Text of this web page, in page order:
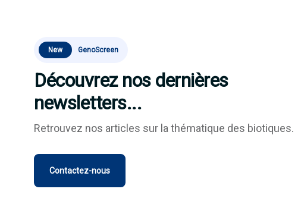
New GenoScreen
Découvrez nos dernières
newsletters...
Retrouvez nos articles sur la thématique des biotiques.
Contactez-nous